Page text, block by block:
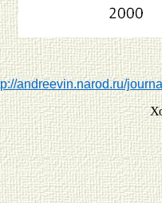
andreevin.narod.ru/